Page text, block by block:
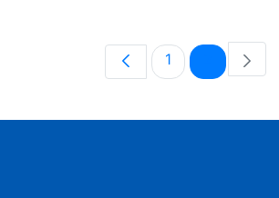
Pagina
1 Pagina